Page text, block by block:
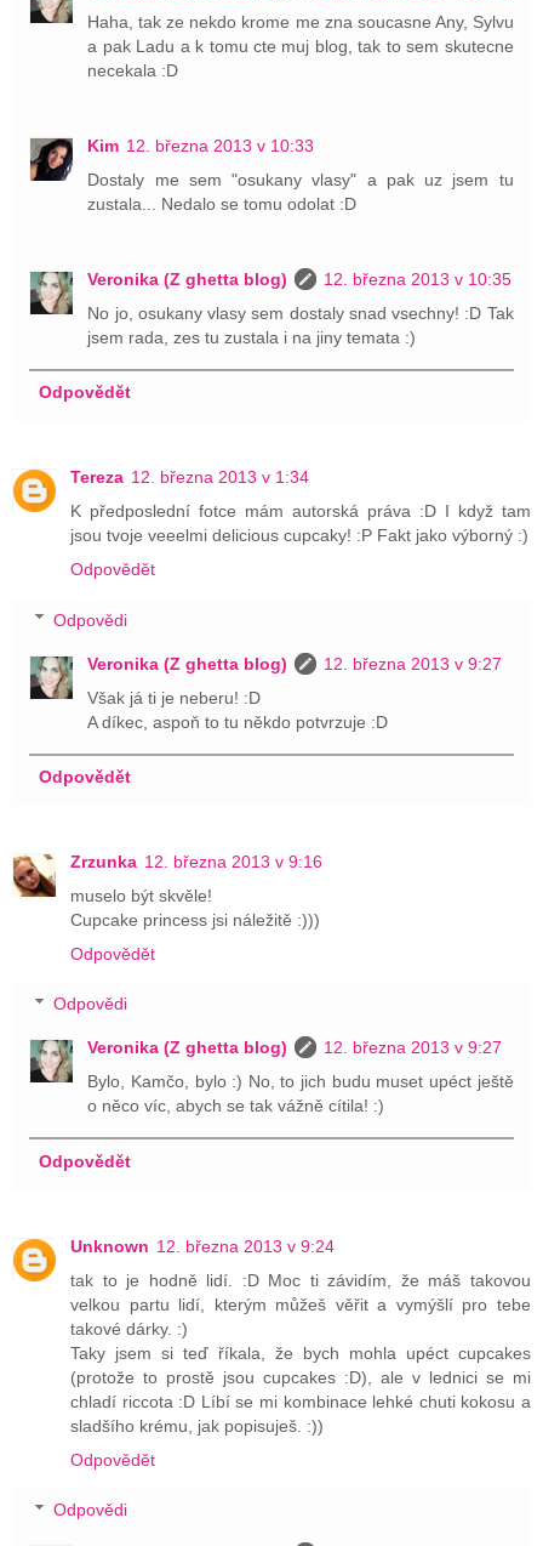
Haha, tak ze nekdo krome me zna soucasne Any, Sylvu
a pak Ladu a k tomu cte muj blog, tak to sem skutecne
necekala :D
Kim 12. března 2013 v 10:33
Dostaly me sem "osukany vlasy" a pak uz jsem tu
zustala... Nedalo se tomu odolat :D
Veronika (Z ghetta blog)
12. března 2013 v 10:35
No jo, osukany vlasy sem dostaly snad vsechny! :D Tak
jsem rada, zes tu zustala i na jiny temata :)
Odpovědět
Tereza 12. března 2013 v 1:34
K předposlední fotce mám autorská práva :D I když tam
jsou tvoje veeelmi delicious cupcaky! :P Fakt jako výborný :)
Odpovědět
Odpovědi
Veronika (Z ghetta blog)
12. března 2013 v 9:27
Však já ti je neberu! :D
A díkec, aspoň to tu někdo potvrzuje :D
Odpovědět
Zrzunka 12. března 2013 v 9:16
muselo být skvěle!
Cupcake princess jsi náležitě :)))
Odpovědět
Odpovědi
Veronika (Z ghetta blog)
12. března 2013 v 9:27
Bylo, Kamčo, bylo :) No, to jich budu muset upéct ještě
o něco víc, abych se tak vážně cítila! :)
Odpovědět
Unknown 12. března 2013 v 9:24
tak to je hodně lidí. :D Moc ti závidím, že máš takovou
velkou partu lidí, kterým můžeš věřit a vymýšlí pro tebe
takové dárky. :)
Taky jsem si teď říkala, že bych mohla upéct cupcakes
(protože to prostě jsou cupcakes :D), ale v lednici se mi
chladí riccota :D Líbí se mi kombinace lehké chuti kokosu a
sladšího krému, jak popisuješ. :))
Odpovědět
Odpovědi